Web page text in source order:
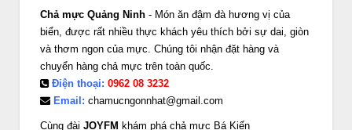
Chả mực Quảng Ninh - Món ăn đậm đà hương vị của
biển, được rất nhiều thực khách yêu thích bởi sự dai, giòn
và thơm ngon của mực. Chúng tôi nhận đặt hàng và
chuyển hàng chả mực trên toàn quốc.
Điện thoại: 0962 08 3232
Email: chamucngonnhat@gmail.com
Cùng đài JOYFM khám phá chả mực Bá Kiến